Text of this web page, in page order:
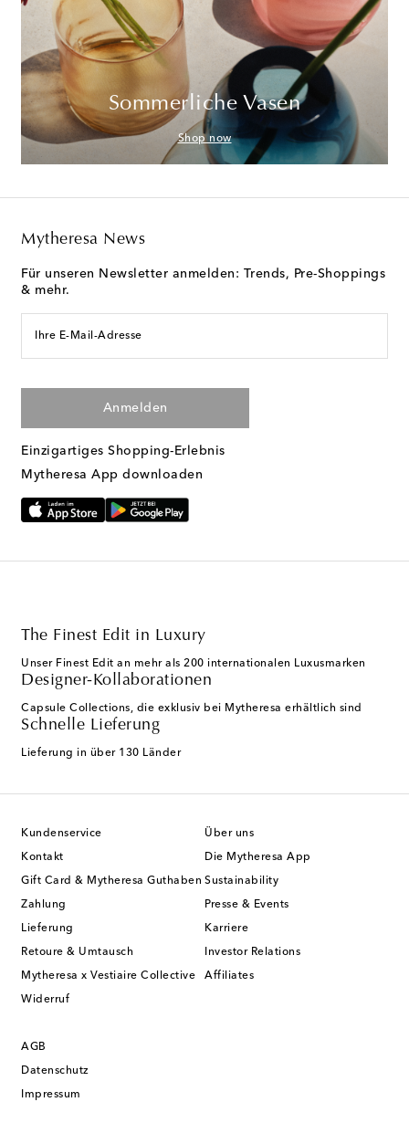
Sommerliche Vasen
Shop now
Mytheresa News
Für unseren Newsletter anmelden: Trends, Pre-Shoppings
& mehr.
Ihre E-Mail-Adresse
Anmelden
Einzigartiges Shopping-Erlebnis
Mytheresa App downloaden
The Finest Edit in Luxury
Unser Finest Edit an mehr als 200 internationalen Luxusmarken
Designer-Kollaborationen
Capsule Collections, die exklusiv bei Mytheresa erhältlich sind
Schnelle Lieferung
Lieferung in über 130 Länder
Kundenservice
Kontakt
Gift Card & Mytheresa Guthaben
Zahlung
Lieferung
Retoure & Umtausch
Mytheresa x Vestiaire Collective
Widerruf
Über uns
Die Mytheresa App
Sustainability
Presse & Events
Karriere
Investor Relations
Affiliates
AGB
Datenschutz
Impressum